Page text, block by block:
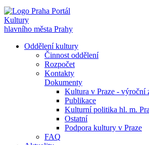
Portál
Kultury
hlavního města Prahy
Oddělení kultury
Činnost oddělení
Rozpočet
Kontakty
Dokumenty
Kultura v Praze - výroční
Publikace
Kulturní politika hl. m.
Ostatní
Podpora kultury v Praze
FAQ